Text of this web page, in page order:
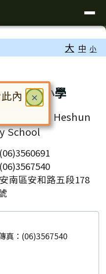
大 中 小
順國民小學
District Heshun
School
南區安和路五段178
真：(06)3567540
× 關閉
內
。請使用 Tab 鍵在